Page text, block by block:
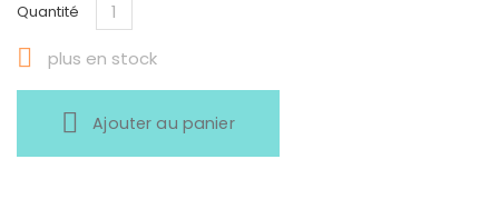
Quantité
 plus en stock
Ajouter au panier